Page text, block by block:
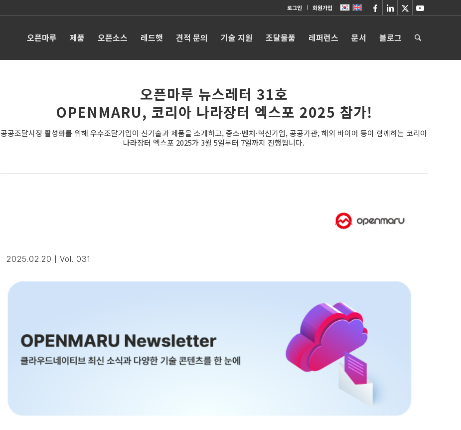
로그인 회원가입
오픈마루 제품 오픈소스 레드햇 견적 문의 기술 지원 조달물품 레퍼런스 문서 블로그
오픈마루 뉴스레터 31호
OPENMARU, 코리아 나라장터 엑스포 2025 참가!
공공조달시장 활성화를 위해 우수조달기업이 신기술과 제품을 소개하고, 중소·벤처·혁신기업, 공공기관, 해외 바이어 등이 함께하는 코리아
나라장터 엑스포 2025가 3월 5일부터 7일까지 진행됩니다.
2025.02.20 | Vol. 031